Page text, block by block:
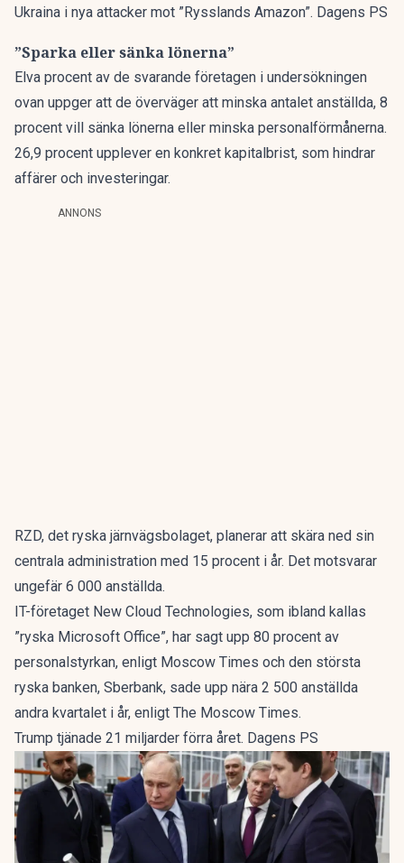
Ukraina i nya attacker mot ”Rysslands Amazon”. Dagens PS
”Sparka eller sänka lönerna”
Elva procent av de svarande företagen i undersökningen
ovan uppger att de överväger att minska antalet anställda, 8
procent vill sänka lönerna eller minska personalförmånerna.
26,9 procent upplever en konkret kapitalbrist, som hindrar
affärer och investeringar.
ANNONS
RZD, det ryska järnvägsbolaget, planerar att skära ned sin
centrala administration med 15 procent i år. Det motsvarar
ungefär 6 000 anställda.
IT-företaget New Cloud Technologies, som ibland kallas
”ryska Microsoft Office”, har sagt upp 80 procent av
personalstyrkan, enligt Moscow Times och den största
ryska banken, Sberbank, sade upp nära 2 500 anställda
andra kvartalet i år, enligt The Moscow Times.
Trump tjänade 21 miljarder förra året. Dagens PS